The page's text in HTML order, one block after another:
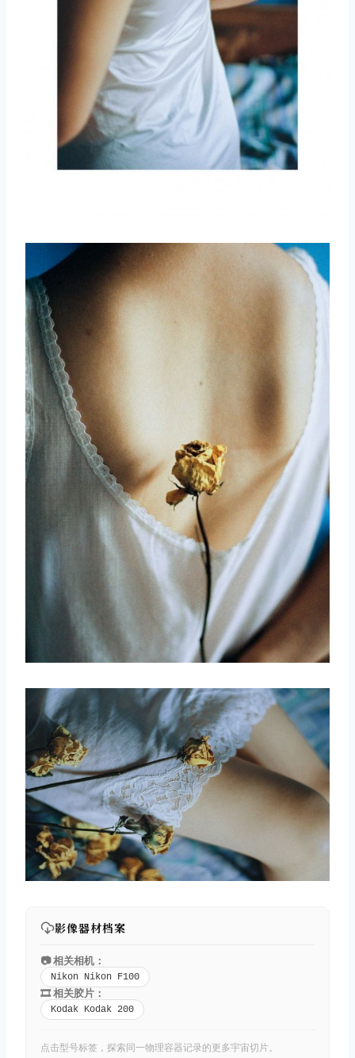
影像器材档案
📷 相关相机：
Nikon Nikon F100
🎞️ 相关胶片：
Kodak Kodak 200
点击型号标签，探索同一物理容器记录的更多宇宙切片。